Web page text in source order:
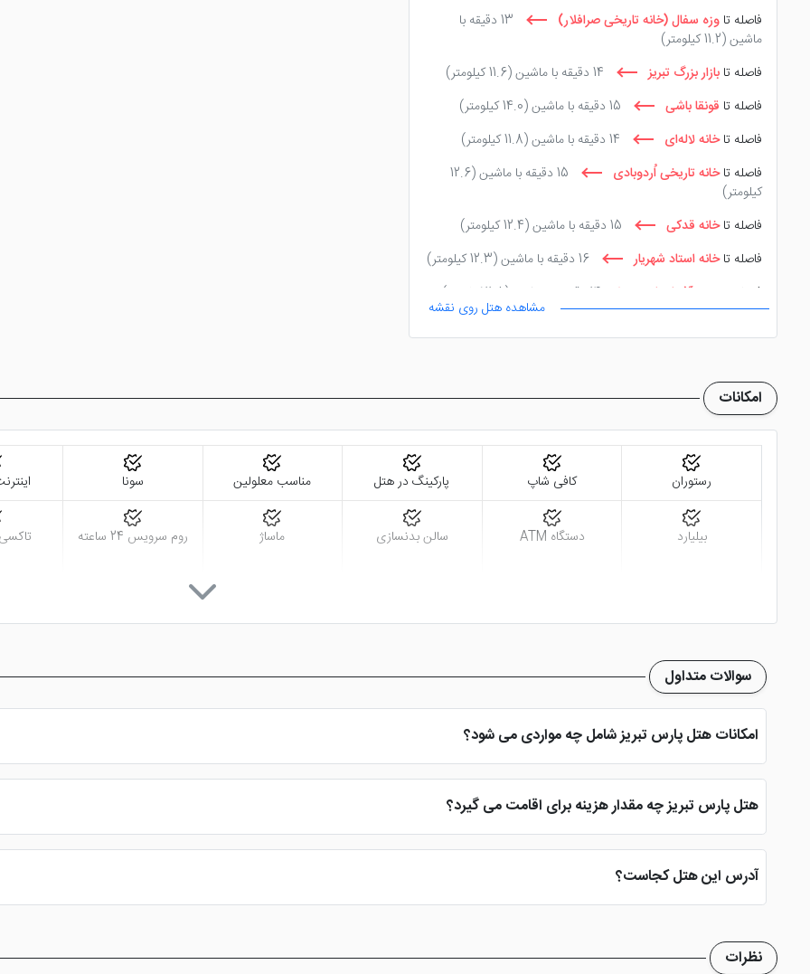
جانبازان معلولین، تهیه بلیط، گشت درون شهری و برون شهری و ... نیز ارائه می شود.
این هتل همجوار با پارک ائل گلی تبریز است که با اقامت در
صفوی این پارک را گسترش داده اند. لازم به ذکر است شاه گلی و ایل گلی از دیگر نام های این جاذبه تبریز هستند. دریاچه این بوستان عمقی 12 متری داشته و دارای شهربازی می باشد.
تفرجگاه جنگلی علی میرزا، مجموعه ورزشی و سورتمه سواری تبریز، بازارهای مهم تبریز، ایستگاه مترو و اتوبوس، اردوگاه الغدیر و اردوگاه
هتل تبریز آرامش، زیبایی و سفری مجلل را تجربه خواهید کرد.
فاصله تا وزه سفال (خانه تاریخی صرافلار)
13 دقیقه با
ماشین(11.2 کیلومتر)
فاصله تا بازار بزرگ تبریز 14 دقیقه با ماشین
(11.6 کیلومتر)
فاصله تا قونقا باشی 15 دقیقه با ماشین
(14.0 کیلومتر)
فاصله تاخانه لاله‌ای 14 دقیقه با ماشین
(11.8 کیلومتر)
فاصله تاخانه تاریخی اُردوبادی 15 دقیقه با ماشین
(12.6
کیلومتر)
فاصله تاخانه قدکی 15 دقیقه با ماشین
(12.4 کیلومتر)
فاصله تاخانه استاد شهریار 16 دقیقه با ماشین
(12.3 کیلومتر)
فاصله تا
موزه آذربایجان 14 دقیقه با ماشین (11.8 کیلومتر)
مشاهده هتل روی نقشه
امکانات
رستوران کافی شاپ پارکینگ در هتل مناسب معلولین سونا
بیلیارد دستگاه ATM سالن بدنسازی ماساژ روم سرویس 24 ساعته
سوالات متداول
امکانات هتل پارس تبریز شامل چه مواردی می شود؟
مجموعه آبی مجهز، سالن بدنسازی، پارکینگ، نمازخانه، ماساز، اینترنت رایگان و ... از امکانات این هتل می باشند.
هتل پارس تبریز چه مقدار هزینه برای اقامت می گیرد؟
هزینه هر شب اقامت در این هتل تبریز از شبی 300 تومان شروع و تا شبی بیش از 1 میلیون تومان اداکه می یابد
آدرس این هتل کجاست؟
جاده ائل گلی، همجوار پارک ایل گلی تبریز آدرس هتل می باشد.
نظرات